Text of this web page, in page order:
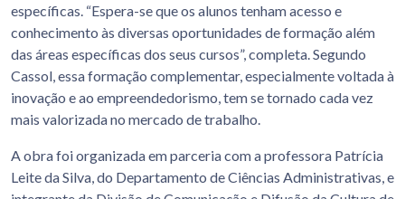
específicas. “Espera-se que os alunos tenham acesso e
conhecimento às diversas oportunidades de formação além
das áreas específicas dos seus cursos”, completa. Segundo
Cassol, essa formação complementar, especialmente voltada à
inovação e ao empreendedorismo, tem se tornado cada vez
mais valorizada no mercado de trabalho.
A obra foi organizada em parceria com a professora Patrícia
Leite da Silva, do Departamento de Ciências Administrativas, e